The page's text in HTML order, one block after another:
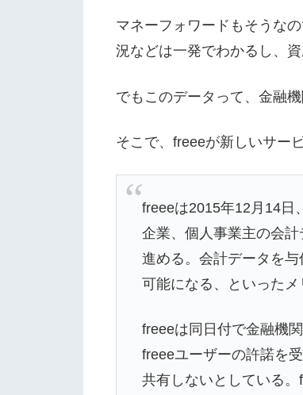
マネーフォワードもそうな
況などは一発でわかるし、
でもこのデータって、金融
そこで、freeeが新しいサー
freeeは2015年12月14日
企業、個人事業主の会
進める。会計データを
可能になる、といったメ
freeeは同日付で金融機
freeeユーザーの許諾を
共有しないとしている